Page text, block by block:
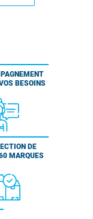
BESOINS
DE
MARQUES